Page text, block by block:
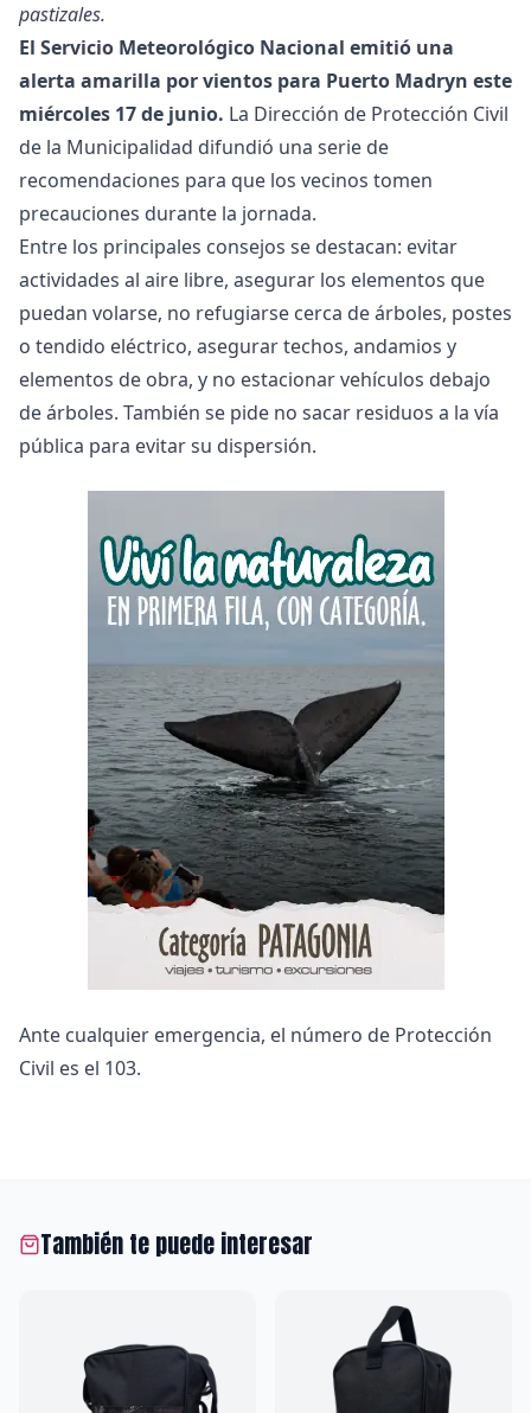
pastizales.
El Servicio Meteorológico Nacional emitió una
alerta amarilla por vientos para Puerto Madryn este
miércoles 17 de junio. La Dirección de Protección Civil
de la Municipalidad difundió una serie de
recomendaciones para que los vecinos tomen
precauciones durante la jornada.
Entre los principales consejos se destacan: evitar
actividades al aire libre, asegurar los elementos que
puedan volarse, no refugiarse cerca de árboles, postes
o tendido eléctrico, asegurar techos, andamios y
elementos de obra, y no estacionar vehículos debajo
de árboles. También se pide no sacar residuos a la vía
pública para evitar su dispersión.
Ante cualquier emergencia, el número de Protección
Civil es el 103.
También te puede interesar